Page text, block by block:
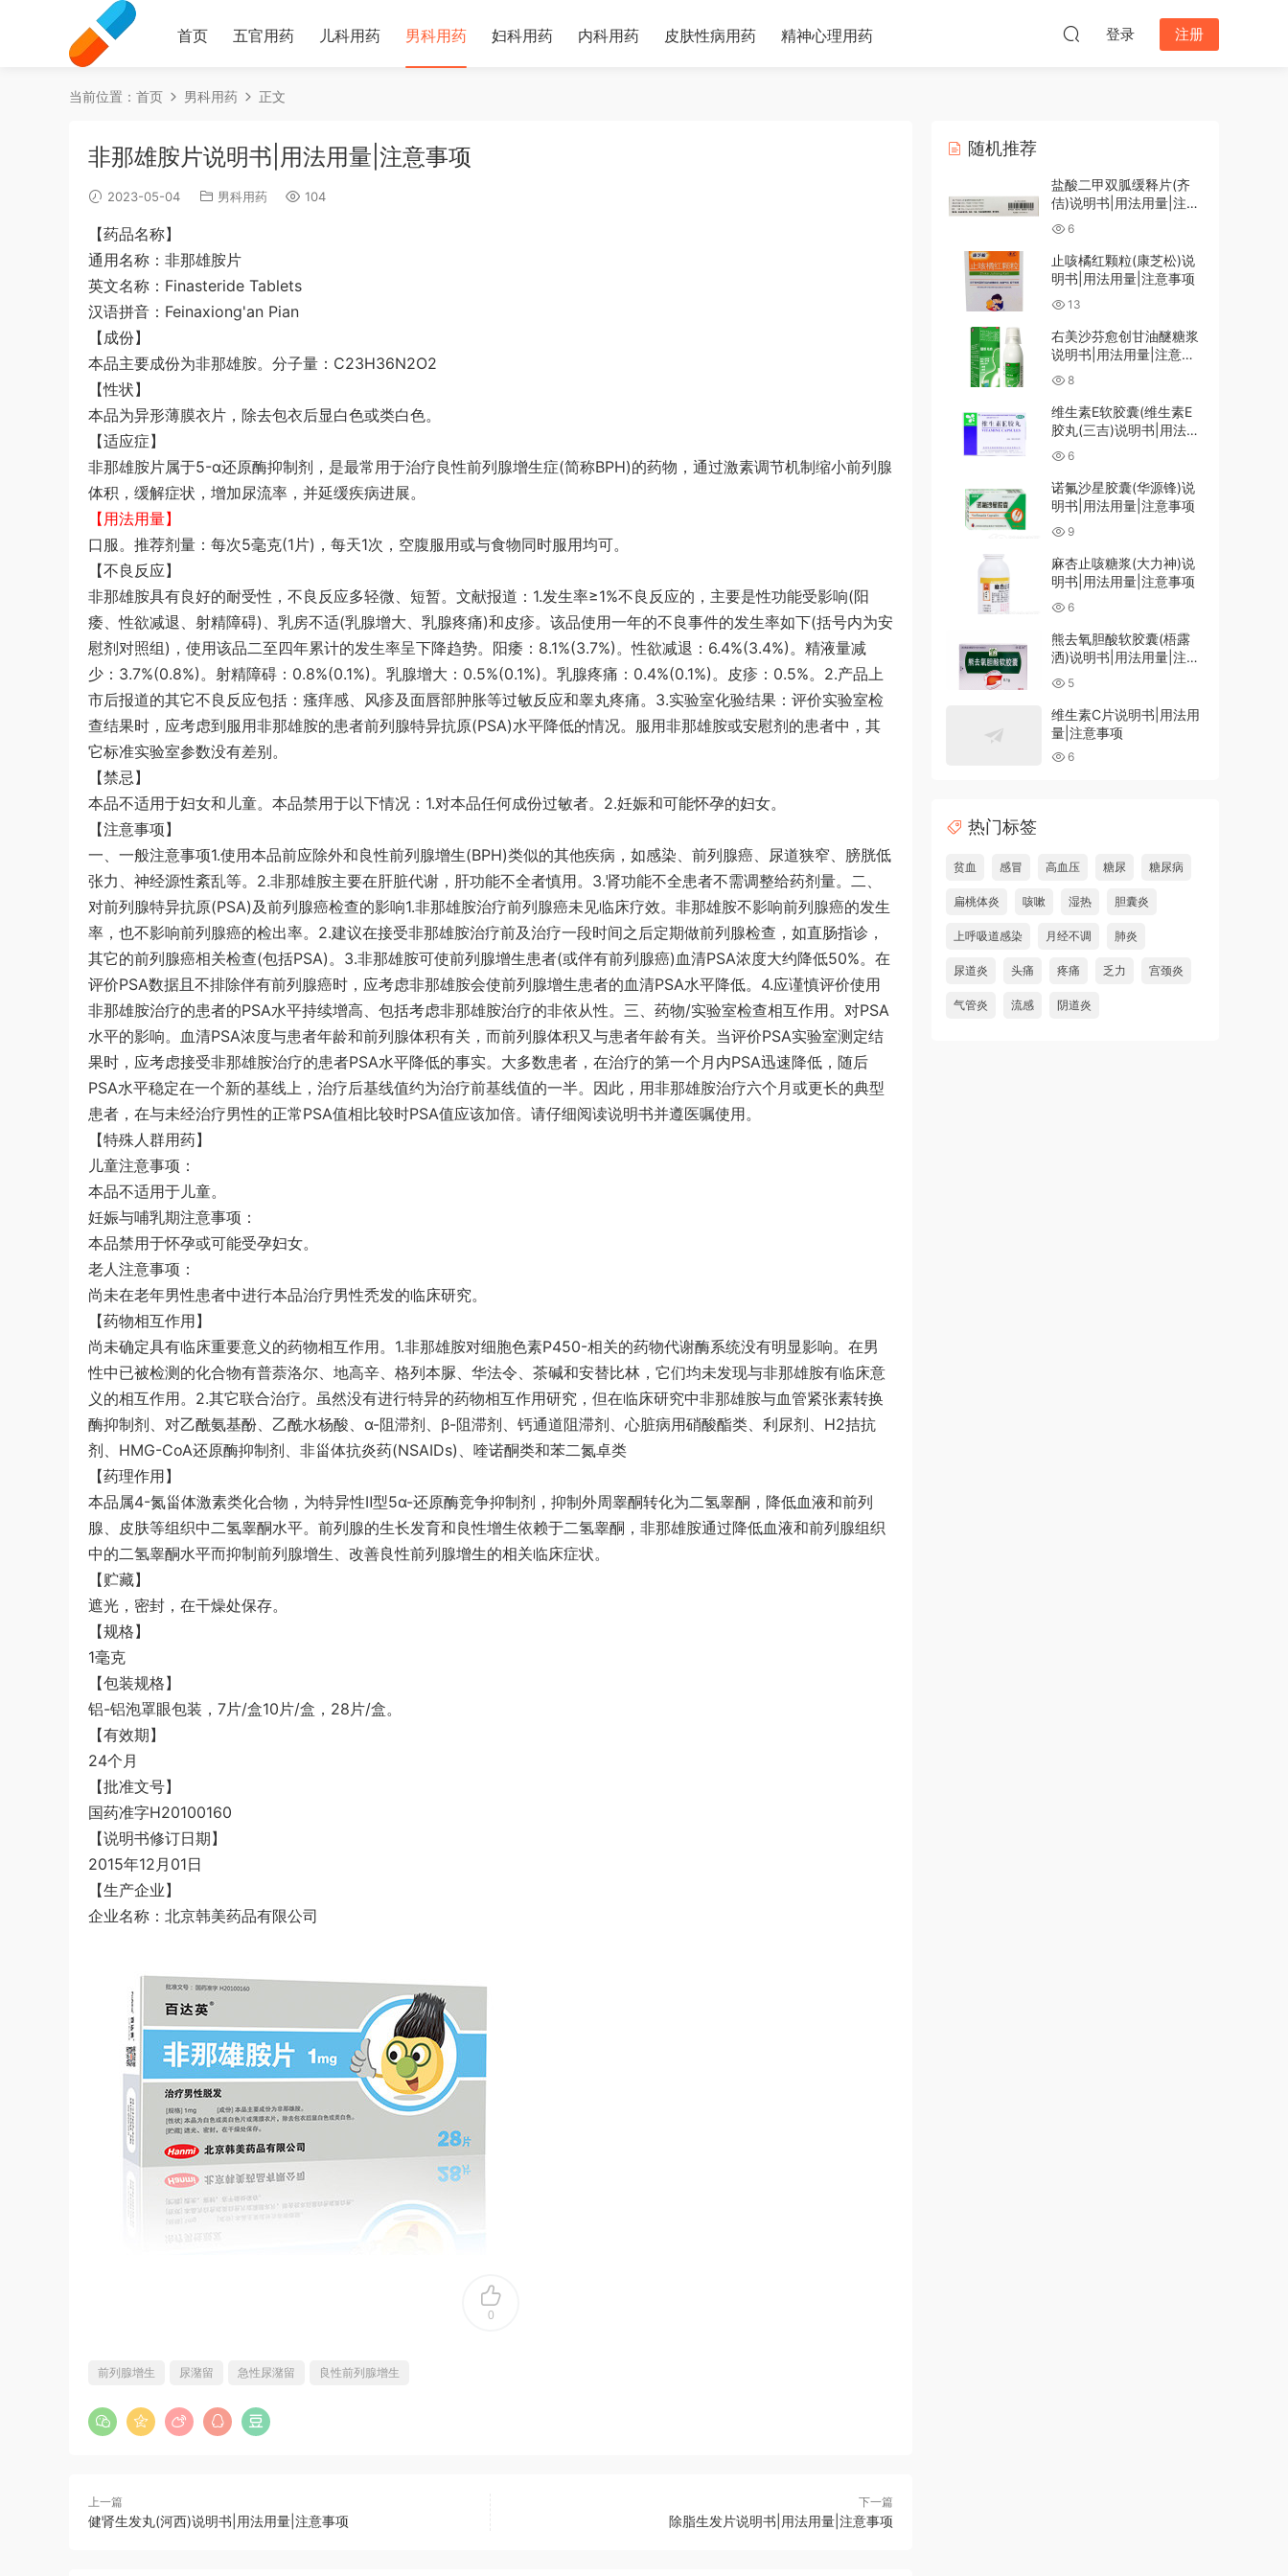
首页 五官用药 儿科用药 男科用药 妇科用药 内科用药 皮肤性病用药 精神心理用药 登录 注册
当前位置： 首页 男科用药 正文
非那雄胺片说明书|用法用量|注意事项
2023-05-04 男科用药 104
【药品名称】
通用名称：非那雄胺片
英文名称：Finasteride Tablets
汉语拼音：Feinaxiong'an Pian
【成份】
本品主要成份为非那雄胺。分子量：C23H36N2O2
【性状】
本品为异形薄膜衣片，除去包衣后显白色或类白色。
【适应症】
非那雄胺片属于5-α还原酶抑制剂，是最常用于治疗良性前列腺增生症(简称BPH)的药物，通过激素调节机制缩小前列腺
体积，缓解症状，增加尿流率，并延缓疾病进展。
【用法用量】
口服。推荐剂量：每次5毫克(1片)，每天1次，空腹服用或与食物同时服用均可。
【不良反应】
非那雄胺具有良好的耐受性，不良反应多轻微、短暂。文献报道：1.发生率≥1%不良反应的，主要是性功能受影响(阳
痿、性欲减退、射精障碍)、乳房不适(乳腺增大、乳腺疼痛)和皮疹。该品使用一年的不良事件的发生率如下(括号内为安
慰剂对照组)，使用该品二至四年累计的发生率呈下降趋势。阳痿：8.1%(3.7%)。性欲减退：6.4%(3.4%)。精液量减
少：3.7%(0.8%)。射精障碍：0.8%(0.1%)。乳腺增大：0.5%(0.1%)。乳腺疼痛：0.4%(0.1%)。皮疹：0.5%。2.产品上
市后报道的其它不良反应包括：瘙痒感、风疹及面唇部肿胀等过敏反应和睾丸疼痛。3.实验室化验结果：评价实验室检
查结果时，应考虑到服用非那雄胺的患者前列腺特异抗原(PSA)水平降低的情况。服用非那雄胺或安慰剂的患者中，其
它标准实验室参数没有差别。
【禁忌】
本品不适用于妇女和儿童。本品禁用于以下情况：1.对本品任何成份过敏者。2.妊娠和可能怀孕的妇女。
【注意事项】
一、一般注意事项1.使用本品前应除外和良性前列腺增生(BPH)类似的其他疾病，如感染、前列腺癌、尿道狭窄、膀胱低
张力、神经源性紊乱等。2.非那雄胺主要在肝脏代谢，肝功能不全者慎用。3.肾功能不全患者不需调整给药剂量。二、
对前列腺特异抗原(PSA)及前列腺癌检查的影响1.非那雄胺治疗前列腺癌未见临床疗效。非那雄胺不影响前列腺癌的发生
率，也不影响前列腺癌的检出率。2.建议在接受非那雄胺治疗前及治疗一段时间之后定期做前列腺检查，如直肠指诊，
其它的前列腺癌相关检查(包括PSA)。3.非那雄胺可使前列腺增生患者(或伴有前列腺癌)血清PSA浓度大约降低50%。在
评价PSA数据且不排除伴有前列腺癌时，应考虑非那雄胺会使前列腺增生患者的血清PSA水平降低。4.应谨慎评价使用
非那雄胺治疗的患者的PSA水平持续增高、包括考虑非那雄胺治疗的非依从性。三、药物/实验室检查相互作用。对PSA
水平的影响。血清PSA浓度与患者年龄和前列腺体积有关，而前列腺体积又与患者年龄有关。当评价PSA实验室测定结
果时，应考虑接受非那雄胺治疗的患者PSA水平降低的事实。大多数患者，在治疗的第一个月内PSA迅速降低，随后
PSA水平稳定在一个新的基线上，治疗后基线值约为治疗前基线值的一半。因此，用非那雄胺治疗六个月或更长的典型
患者，在与未经治疗男性的正常PSA值相比较时PSA值应该加倍。请仔细阅读说明书并遵医嘱使用。
【特殊人群用药】
儿童注意事项：
本品不适用于儿童。
妊娠与哺乳期注意事项：
本品禁用于怀孕或可能受孕妇女。
老人注意事项：
尚未在老年男性患者中进行本品治疗男性秃发的临床研究。
【药物相互作用】
尚未确定具有临床重要意义的药物相互作用。1.非那雄胺对细胞色素P450-相关的药物代谢酶系统没有明显影响。在男
性中已被检测的化合物有普萘洛尔、地高辛、格列本脲、华法令、茶碱和安替比林，它们均未发现与非那雄胺有临床意
义的相互作用。2.其它联合治疗。虽然没有进行特异的药物相互作用研究，但在临床研究中非那雄胺与血管紧张素转换
酶抑制剂、对乙酰氨基酚、乙酰水杨酸、α-阻滞剂、β-阻滞剂、钙通道阻滞剂、心脏病用硝酸酯类、利尿剂、H2拮抗
剂、HMG-CoA还原酶抑制剂、非甾体抗炎药(NSAIDs)、喹诺酮类和苯二氮卓类
【药理作用】
本品属4-氮甾体激素类化合物，为特异性Ⅱ型5α-还原酶竞争抑制剂，抑制外周睾酮转化为二氢睾酮，降低血液和前列
腺、皮肤等组织中二氢睾酮水平。前列腺的生长发育和良性增生依赖于二氢睾酮，非那雄胺通过降低血液和前列腺组织
中的二氢睾酮水平而抑制前列腺增生、改善良性前列腺增生的相关临床症状。
【贮藏】
遮光，密封，在干燥处保存。
【规格】
1毫克
【包装规格】
铝-铝泡罩眼包装，7片/盒10片/盒，28片/盒。
【有效期】
24个月
【批准文号】
国药准字H20100160
【说明书修订日期】
2015年12月01日
【生产企业】
企业名称：北京韩美药品有限公司
0
前列腺增生 尿潴留 急性尿潴留 良性前列腺增生
上一篇
健肾生发丸(河西)说明书|用法用量|注意事项
下一篇
除脂生发片说明书|用法用量|注意事项
随机推荐
盐酸二甲双胍缓释片(齐
佶)说明书|用法用量|注意
事项
6
止咳橘红颗粒(康芝松)说
明书|用法用量|注意事项
13
右美沙芬愈创甘油醚糖浆
说明书|用法用量|注意事
项 8
维生素E软胶囊(维生素E
胶丸(三吉)说明书|用法用
量|注意事项
6
诺氟沙星胶囊(华源锋)说
明书|用法用量|注意事项
9
麻杏止咳糖浆(大力神)说
明书|用法用量|注意事项
6
熊去氧胆酸软胶囊(梧露
洒)说明书|用法用量|注意
事项5
维生素C片说明书|用法用
量|注意事项
6
热门标签
贫血 感冒 高血压 糖尿 糖尿病
扁桃体炎 咳嗽 湿热 胆囊炎
上呼吸道感染 月经不调 肺炎
尿道炎 头痛 疼痛 乏力 宫颈炎
气管炎 流感 阴道炎